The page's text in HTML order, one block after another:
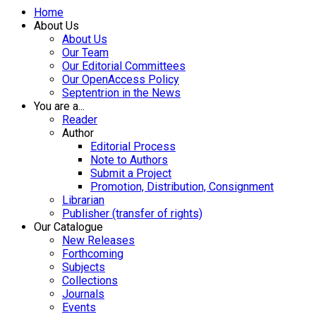
Home
About Us
About Us
Our Team
Our Editorial Committees
Our OpenAccess Policy
Septentrion in the News
You are a...
Reader
Author
Editorial Process
Note to Authors
Submit a Project
Promotion, Distribution, Consignment
Librarian
Publisher (transfer of rights)
Our Catalogue
New Releases
Forthcoming
Subjects
Collections
Journals
Events